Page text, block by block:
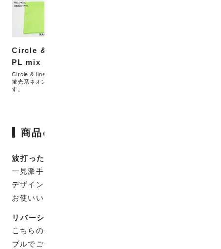
Circle & line
PL mix Neon
Circle & line PL mixの
蛍光系ネオンカラーで
す。
商品の特徴
波打ったストライプ
一見派手ですが、丸と線で構成された主張しすぎない
デザインなので、全部使いからアクセントまで幅広く
お使いいただけます。
リバーシブルで使用可能
こちらの生地は表裏で色が反転しているのでリバーシ
ブルでご使用頂けます。